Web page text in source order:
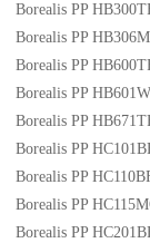
Borealis PP
Borealis PP
Borealis PP
Borealis PP
Borealis PP
Borealis PP
Borealis PP
Borealis PP
Borealis PP